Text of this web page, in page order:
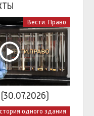
Вести. Право
одного здания